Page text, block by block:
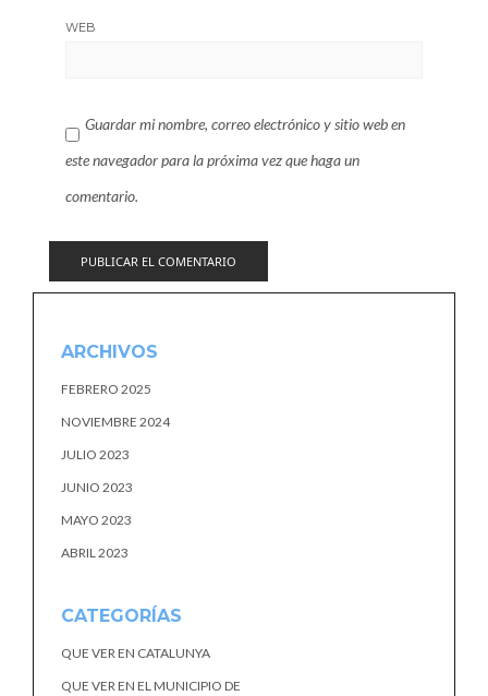
WEB
Guardar mi nombre, correo electrónico y sitio web en
este navegador para la próxima vez que haga un
comentario.
ARCHIVOS
FEBRERO 2025
NOVIEMBRE 2024
JULIO 2023
JUNIO 2023
MAYO 2023
ABRIL 2023
CATEGORÍAS
QUE VER EN CATALUNYA
QUE VER EN EL MUNICIPIO DE